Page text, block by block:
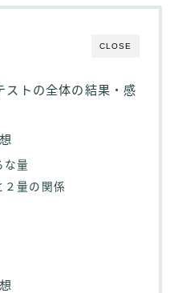
CLOSE
ストの全体の結果・感
な量
２量の関係